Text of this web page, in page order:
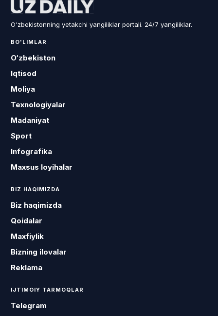
O'zbekistonning yetakchi yangiliklar portali. 24/7 yangiliklar.
BO'LIMLAR
O‘zbekiston
Iqtisod
Moliya
Texnologiyalar
Madaniyat
Sport
Infografika
Maxsus loyihalar
BIZ HAQIMIZDA
Biz haqimizda
Qoidalar
Maxfiylik
Bizning ilovalar
Reklama
IJTIMOIY TARMOQLAR
Telegram